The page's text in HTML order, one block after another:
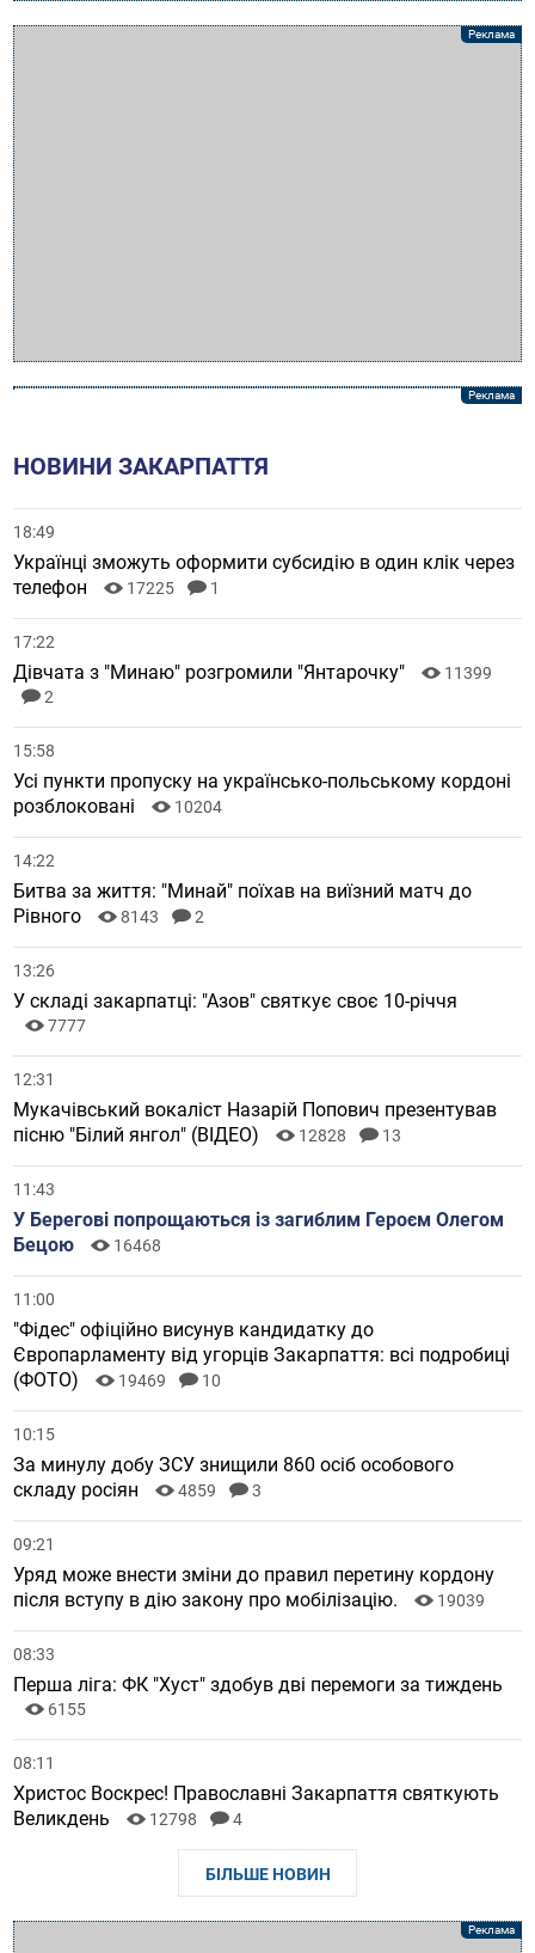
НОВИНИ ЗАКАРПАТТЯ
18:49
Українці зможуть оформити субсидію в один клік через
телефон
17225 1
17:22
Дівчата з "Минаю" розгромили "Янтарочку"
11399
2
15:58
Усі пункти пропуску на українсько-польському кордоні
розблоковані
10204
14:22
Битва за життя: "Минай" поїхав на виїзний матч до
Рівного
8143 2
13:26
У складі закарпатці: "Азов" святкує своє 10-річчя
7777
12:31
Мукачівський вокаліст Назарій Попович презентував
пісню "Білий янгол" (ВІДЕО)
12828 13
11:43
У Берегові попрощаються із загиблим Героєм Олегом
Бецою
16468
11:00
"Фідес" офіційно висунув кандидатку до
Європарламенту від угорців Закарпаття: всі подробиці
(ФОТО)
19469 10
10:15
За минулу добу ЗСУ знищили 860 осіб особового
складу росіян
4859 3
09:21
Уряд може внести зміни до правил перетину кордону
після вступу в дію закону про мобілізацію.
19039
08:33
Перша ліга: ФК "Хуст" здобув дві перемоги за тиждень
6155
08:11
Христос Воскрес! Православні Закарпаття святкують
Великдень
12798 4
БІЛЬШЕ НОВИН